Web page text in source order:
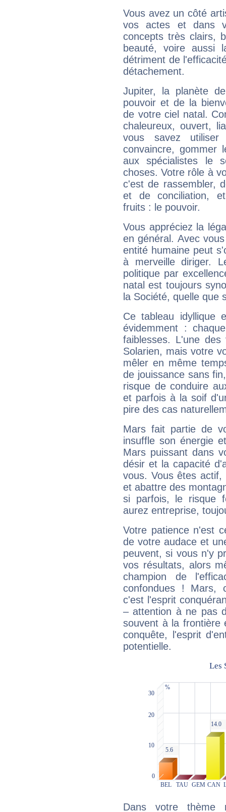
Vous avez un côté
vos actes et dans
concepts très clairs,
beauté, voire aussi
détriment de
détachement.
Jupiter, la planète
pouvoir et de la
de votre ciel natal.
chaleureux, ouvert,
vous savez
convaincre, gommer
aux spécialistes le
choses. Votre rôle à
c'est de rassembler,
et de conciliation,
fruits : le pouvoir.
Vous appréciez la
en général. Avec
entité humaine peut
à merveille diriger.
politique par
natal est toujours
la Société, quelle que
Ce tableau idyllique
évidemment :
faiblesses. L'une
Solarien, mais votre
mêler en même
de jouissance sans
risque de conduire
et parfois à la soif
pire des cas
Mars fait partie de
insuffle son énergie
Mars puissant dans
désir et la capacité
vous. Vous êtes
et abattre des
si parfois, le risque
aurez entreprise,
Votre patience n'est
de votre audace et
peuvent, si vous n'y
vos résultats, alors
champion de
confondues ! Mars,
c'est l'esprit
– attention à ne pas
souvent à la frontière
conquête, l'esprit
potentielle.
Dans votre thème